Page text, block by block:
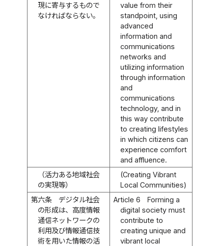
現に寄与するもので
なければならない。
value from their
standpoint, using
advanced
information and
communications
networks and
utilizing information
through information
and
communications
technology, and in
this way contribute
to creating lifestyles
in which citizens can
experience comfort
and affluence.
（活力ある地域社会
の実現等）
(Creating Vibrant
Local Communities)
第六条
デジタル社会
の形成は、高度情報
通信ネットワークの
利用及び情報通信技
術を用いた情報の活
Article 6
Forming a
digital society must
contribute to
creating unique and
vibrant local